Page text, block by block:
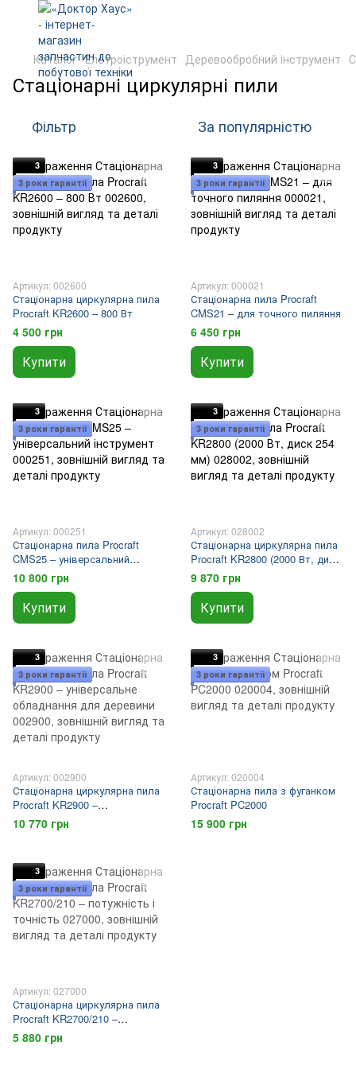
Каталог Елетроіструмент Деревообробний інструмент
Стаціонарні циркулярні пили
Фільтр За популярністю
3
3 роки гарантіі
Артикул: 002600
Стаціонарна циркулярна пила
Procraft KR2600 – 800 Вт
4 500 грн
Купити
3
3 роки гарантіі
Артикул: 000021
Стаціонарна пила Procraft
CMS21 – для точного пиляння
6 450 грн
Купити
3
3 роки гарантіі
Артикул: 000251
Стаціонарна пила Procraft
CMS25 – універсальний
інструмент
10 800 грн
Купити
3
3 роки гарантіі
Артикул: 028002
Стаціонарна циркулярна пила
Procraft KR2800 (2000 Вт, диск
254 мм)
9 870 грн
Купити
3
3 роки гарантіі
Артикул: 002900
Стаціонарна циркулярна пила
Procraft KR2900 –
універсальне обладнання для
деревини
10 770 грн
3
3 роки гарантіі
Артикул: 020004
Стаціонарна пила з фуганком
Procraft PC2000
15 900 грн
3
3 роки гарантіі
Артикул: 027000
Стаціонарна циркулярна пила
Procraft KR2700/210 –
потужність і точність
5 880 грн